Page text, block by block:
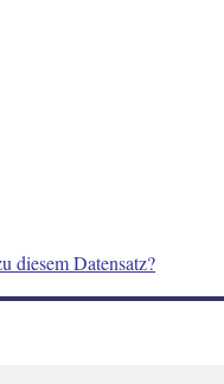
diesem Datensatz?